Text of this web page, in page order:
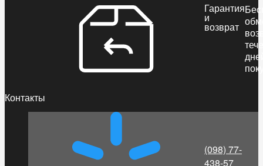
Гарантия
и
возврат
Контакты
(098) 77-
438-57